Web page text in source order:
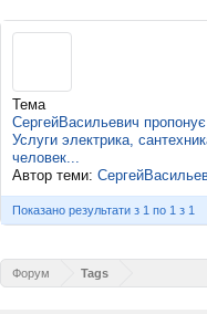
Тема
СергейВасильевич пропонує
Услуги электрика,
человек...
Автор теми:
Показано результати з 1 по 1 з 1
Форум Tags